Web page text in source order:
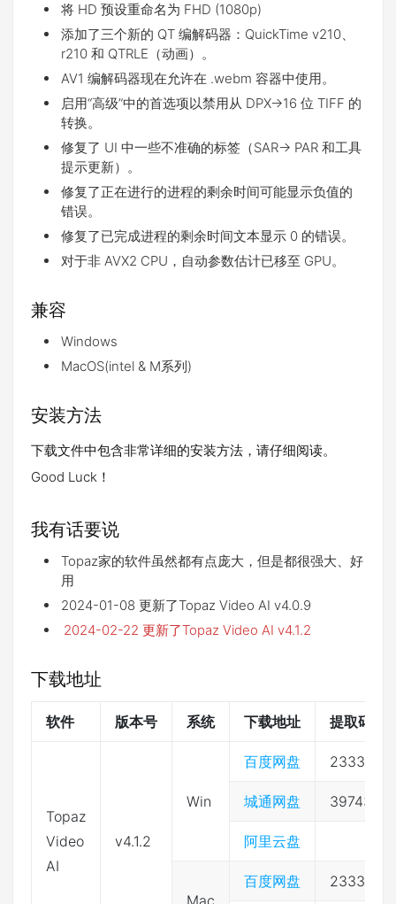
将 HD 预设重命名为 FHD (1080p)
添加了三个新的 QT 编解码器：QuickTime v210、
r210 和 QTRLE（动画）。
AV1 编解码器现在允许在 .webm 容器中使用。
启用“高级”中的首选项以禁用从 DPX->16 位 TIFF 的
转换。
修复了 UI 中一些不准确的标签（SAR-> PAR 和工具
提示更新）。
修复了正在进行的进程的剩余时间可能显示负值的
错误。
修复了已完成进程的剩余时间文本显示 0 的错误。
对于非 AVX2 CPU，自动参数估计已移至 GPU。
兼容
Windows
MacOS(intel & M系列)
安装方法
下载文件中包含非常详细的安装方法，请仔细阅读。
Good Luck！
我有话要说
Topaz家的软件虽然都有点庞大，但是都很强大、好
用
2024-01-08 更新了Topaz Video AI v4.0.9
2024-02-22 更新了Topaz Video AI v4.1.2
下载地址
软件 版本号 系统 下载地址 提取码
Topaz
Video
AI
v4.1.2
Win
百度网盘 2333
城通网盘 397432
阿里云盘
百度网盘 2333